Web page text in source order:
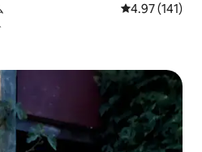
レビュー141
4.97 (141)
。